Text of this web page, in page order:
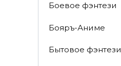
Боевое фэнтези
Бояръ-Аниме
Бытовое фэнтези